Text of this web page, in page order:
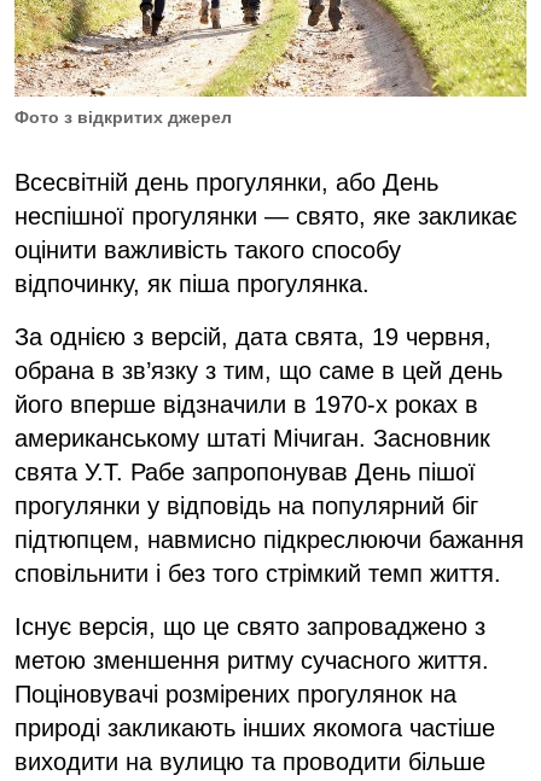
Фото з відкритих джерел
Всесвітній день прогулянки, або День
неспішної прогулянки — свято, яке закликає
оцінити важливість такого способу
відпочинку, як піша прогулянка.
За однією з версій, дата свята, 19 червня,
обрана в зв’язку з тим, що саме в цей день
його вперше відзначили в 1970-х роках в
американському штаті Мічиган. Засновник
свята У.Т. Рабе запропонував День пішої
прогулянки у відповідь на популярний біг
підтюпцем, навмисно підкреслюючи бажання
сповільнити і без того стрімкий темп життя.
Існує версія, що це свято запроваджено з
метою зменшення ритму сучасного життя.
Поціновувачі розмірених прогулянок на
природі закликають інших якомога частіше
виходити на вулицю та проводити більше